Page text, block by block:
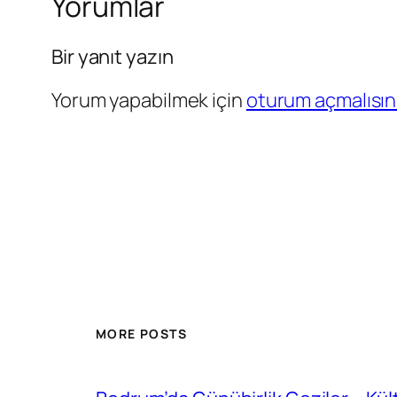
Bir yanıt yazın
Yorum yapabilmek için oturum
MORE POSTS